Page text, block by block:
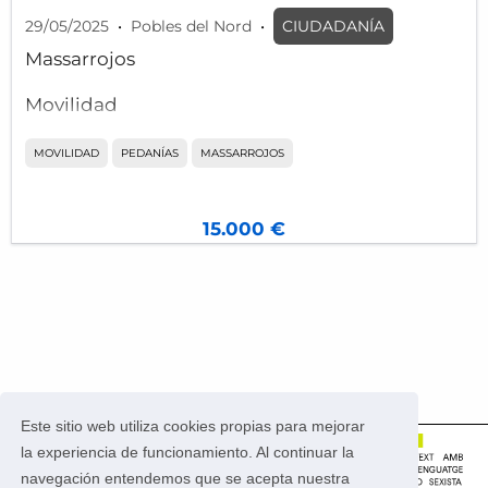
Este sitio web utiliza cookies propias para mejorar
la experiencia de funcionamiento. Al continuar la
navegación entendemos que se acepta nuestra
29/05/2025 • Pobles del Nord • CIUDADANÍA
Massarrojos
Movilidad
Construcción de un carril ciclopeatonal o carril
vehículos de menos velocidad, como son bicis
más velocidad y con visibilidad reducida por la
curva.
MOVILIDAD PEDANÍAS MASSARROJOS
15.000 €